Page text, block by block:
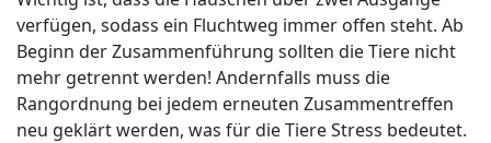
verfügen, sodass ein Fluchtweg immer offen steht. Ab
Beginn der Zusammenführung sollten die Tiere nicht
mehr getrennt werden! Andernfalls muss die
Rangordnung bei jedem erneuten Zusammentreffen
neu geklärt werden, was für die Tiere Stress bedeutet.